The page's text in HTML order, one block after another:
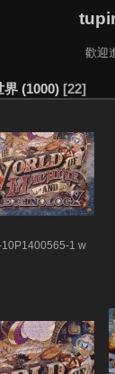
歡迎
界 (1000) 22
1 w